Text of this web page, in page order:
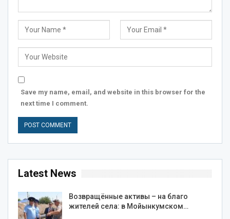
Save my name, email, and website in this browser for the
next time I comment.
Latest News
Возвращённые активы – на благо
жителей села: в Мойынкумском…